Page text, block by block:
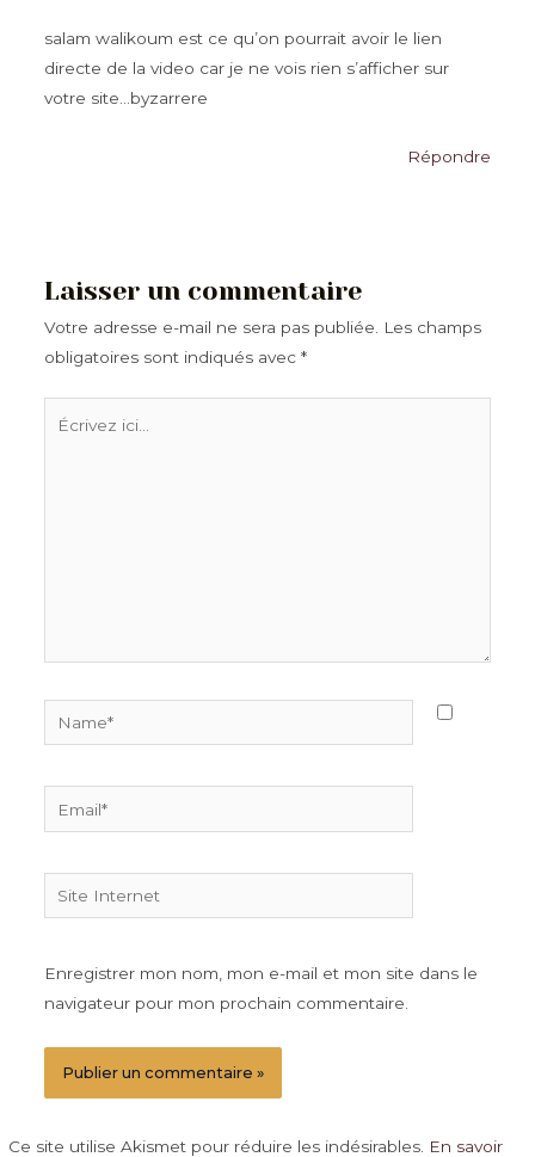
salam walikoum est ce qu’on pourrait avoir le lien
directe de la video car je ne vois rien s’afficher sur
votre site…byzarrere
Répondre
Laisser un commentaire
Votre adresse e-mail ne sera pas publiée. Les champs
obligatoires sont indiqués avec *
Site
Internet
Enregistrer mon nom, mon e-mail et mon site dans le
navigateur pour mon prochain commentaire.
Ce site utilise Akismet pour réduire les indésirables. En savoir